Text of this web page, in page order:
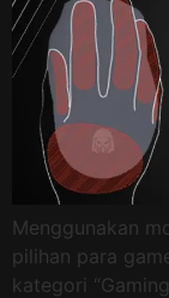
Menggunakan
pilihan para
kategori